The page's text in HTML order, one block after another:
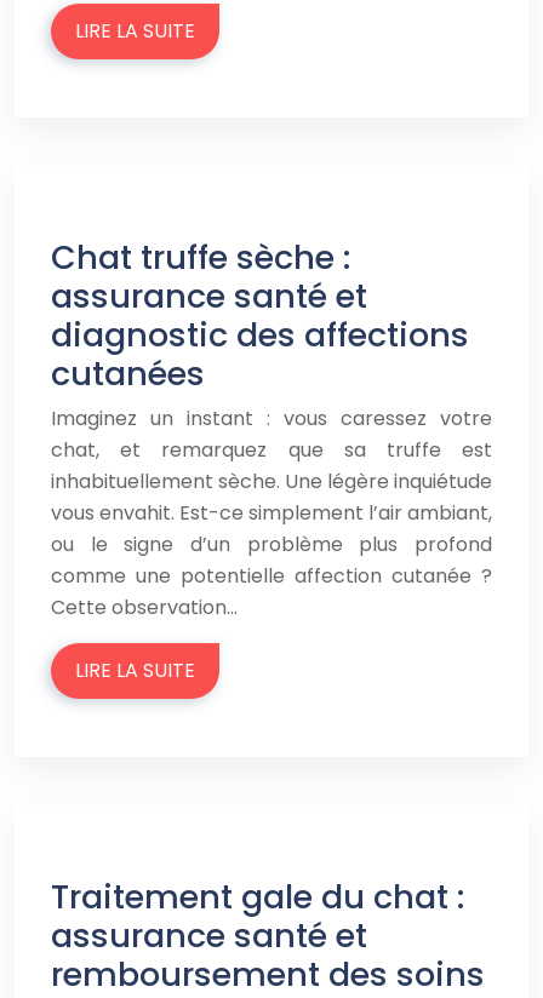
LIRE LA SUITE
Chat truffe sèche :
assurance santé et
diagnostic des affections
cutanées
Imaginez un instant : vous caressez votre
chat, et remarquez que sa truffe est
inhabituellement sèche. Une légère inquiétude
vous envahit. Est-ce simplement l’air ambiant,
ou le signe d’un problème plus profond
comme une potentielle affection cutanée ?
Cette observation…
LIRE LA SUITE
Traitement gale du chat :
assurance santé et
remboursement des soins